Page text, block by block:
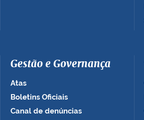
Gestão e Governança
Atas
Boletins Oficiais
Canal de denúncias